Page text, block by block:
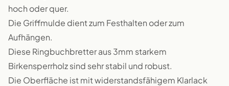
hoch oder quer.
Die Griffmulde dient zum Festhalten oder zum
Aufhängen.
Diese Ringbuchbretter aus 3mm starkem
Birkensperrholz sind sehr stabil und robust.
Die Oberfläche ist mit widerstandsfähigem Klarlack